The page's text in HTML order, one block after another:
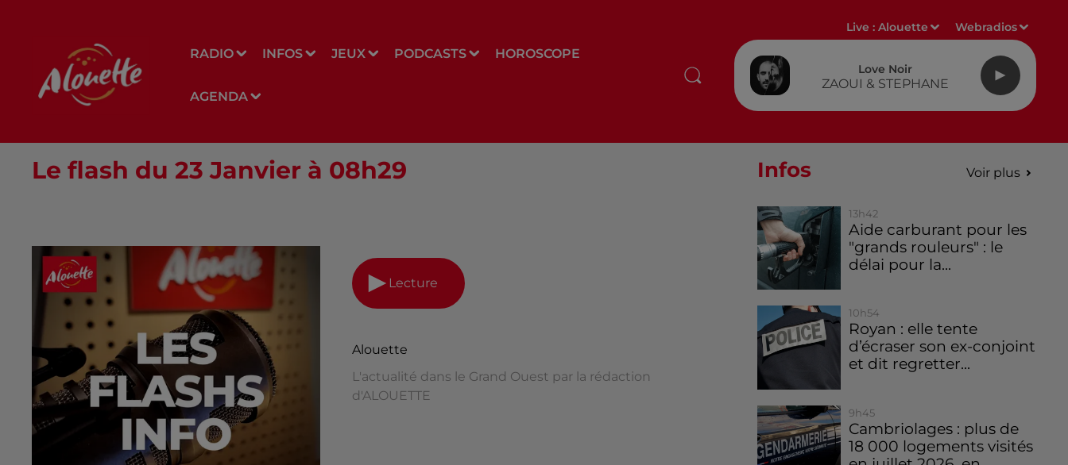
RADIO INFOS JEUX PODCASTS HOROSCOPE
AGENDA
Live :Alouette Webradios
Love Noir
ZAOUI & STEPHANE
Le flash du 23 Janvier à 08h29
Lecture
Alouette
L'actualité dans le Grand Ouest par la rédaction
d'ALOUETTE
Infos Voir plus
13h42
Aide carburant pour les
"grands rouleurs" : le
délai pour la...
10h54
Royan : elle tente
d’écraser son ex-conjoint
et dit regretter...
9h45
Cambriolages : plus de
18 000 logements visités